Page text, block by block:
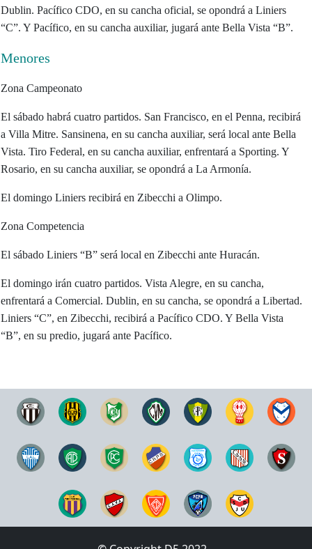
Dublin. Pacífico CDO, en su cancha oficial, se opondrá a Liniers
“C”. Y Pacífico, en su cancha auxiliar, jugará ante Bella Vista “B”.
Menores
Zona Campeonato
El sábado habrá cuatro partidos. San Francisco, en el Penna, recibirá
a Villa Mitre. Sansinena, en su cancha auxiliar, será local ante Bella
Vista. Tiro Federal, en su cancha auxiliar, enfrentará a Sporting. Y
Rosario, en su cancha auxiliar, se opondrá a La Armonía.
El domingo Liniers recibirá en Zibecchi a Olimpo.
Zona Competencia
El sábado Liniers “B” será local en Zibecchi ante Huracán.
El domingo irán cuatro partidos. Vista Alegre, en su cancha,
enfrentará a Comercial. Dublin, en su cancha, se opondrá a Libertad.
Liniers “C”, en Zibecchi, recibirá a Pacífico CDO. Y Bella Vista
“B”, en su predio, jugará ante Pacífico.